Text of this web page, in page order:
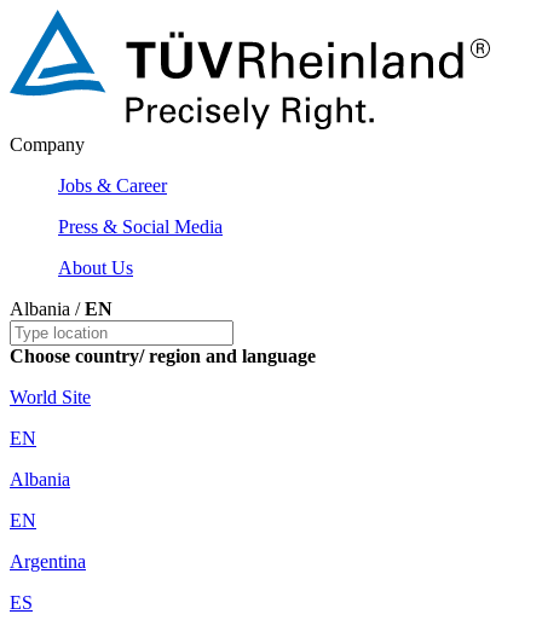
Company
Jobs & Career
Press & Social Media
About Us
Albania /EN
Choose country/ region and language
World Site
EN
Albania
EN
Argentina
ES